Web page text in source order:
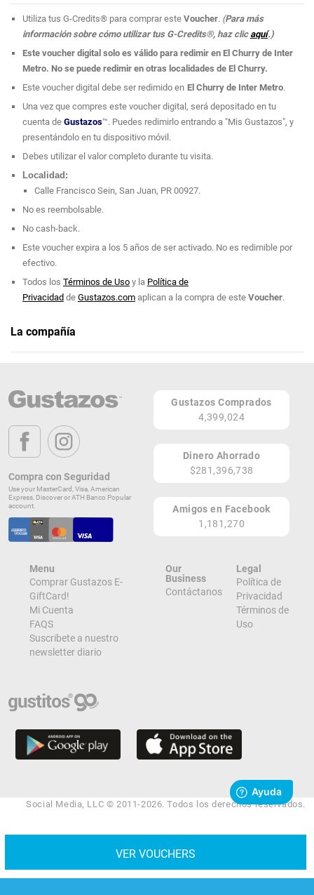
VER VOUCHERS
Utiliza tus G-Credits® para comprar este Voucher. (Para más
información sobre cómo utilizar tus G-Credits®, haz clic aquí.)
Este voucher digital solo es válido para redimir en El Churry de Inter
Metro. No se puede redimir en otras localidades de El Churry.
Este voucher digital debe ser redimido en El Churry de Inter Metro.
Una vez que compres este voucher digital, será depositado en tu
cuenta de Gustazos™. Puedes redimirlo entrando a "Mis Gustazos", y
presentándolo en tu dispositivo móvil.
Debes utilizar el valor completo durante tu visita.
Localidad:
Calle Francisco Sein, San Juan, PR 00927.
No es reembolsable.
No cash-back.
Este voucher expira a los 5 años de ser activado. No es redimible por
efectivo.
Todos los Términos de Usoy la Política de
Privacidad de Gustazos.comaplican a la compra de este Voucher.
La compañía
Calle Francisco Sein
Lugares de Redención
¡Ver todos en el Mapa!
Calle Francisco Sein
San Juan 00927
PR
Compra con Seguridad
Use your MasterCard, Visa, American
Express, Discover or ATH Banco Popular
account.
Gustazos Comprados
4,399,024
Dinero Ahorrado
$281,396,738
Amigos en Facebook
1,181,270
Menu
Comprar Gustazos E-
GiftCard!
Mi Cuenta
FAQS
Suscribete a nuestro
newsletter diario
Our
Business
Contáctanos
Legal
Política de
Privacidad
Términos de
Uso
Social Media, LLC © 2011-2026. Todos los derechos reservados.